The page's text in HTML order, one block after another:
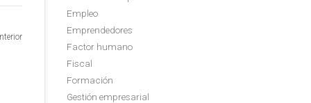
Empleo
Emprendedores
Factor humano
Fiscal
Formación
Gestión empresarial